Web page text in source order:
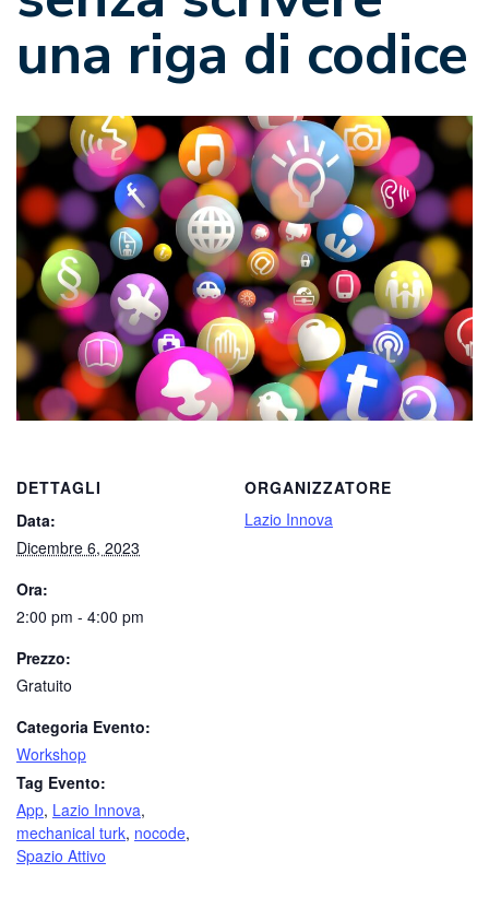
una riga di codice
DETTAGLI
Data:
Dicembre 6, 2023
Ora:
2:00 pm - 4:00 pm
Prezzo:
Gratuito
Categoria Evento:
Workshop
Tag Evento:
App, Lazio Innova,
mechanical turk, nocode,
Spazio Attivo
ORGANIZZATORE
Lazio Innova